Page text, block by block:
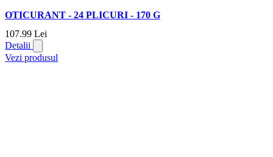
OTICURANT - 24 PLICURI - 170 G
107.99 Lei
Detalii
Vezi produsul